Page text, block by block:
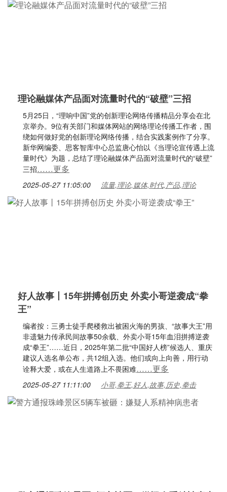
理论融媒体产品面对流量时代的“破壁”三招
5月25日，“理响中国”党的创新理论网络传播精品分享会在北
京举办。9位有关部门和媒体网站的网络理论传播工作者，围
绕如何做好党的创新理论网络传播，结合实践案例作了分享。
新华网编委、思客智库中心总监唐心怡以《当理论宣传遇上流
量时代》为题，总结了理论融媒体产品面对流量时代的“破壁”
三招……更多
2025-05-27 11:05:00 流量,理论,媒体,时代,产品,理论
好人故事丨15年拼搏创历史 外卖小哥逆袭成“拳
王”
编者按：三勇士徒手爬楼救出被困火海的男孩、“故事大王”用
非遗魅力传承民间故事50余载、外卖小哥15年血泪拼搏逆袭
成“拳王”……近日，2025年第二批“中国好人榜”候选人、重庆
建议人选名单公布，共12组入选。他们或向上向善，用行动
诠释大爱，或在人生道路上不畏困难……更多
2025-05-27 11:11:00 小哥,拳王,好人,故事,历史,拳击